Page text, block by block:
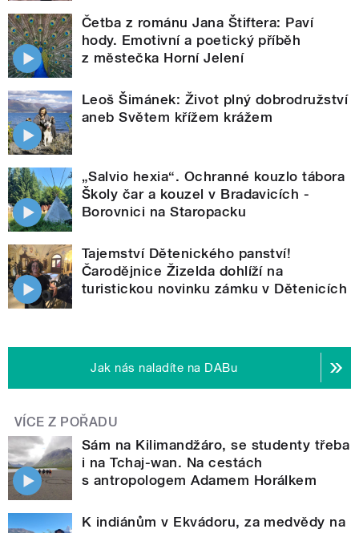
Četba z románu Jana Štiftera: Paví
hody. Emotivní a poetický příběh
z městečka Horní Jelení
Leoš Šimánek: Život plný dobrodružství
aneb Světem křížem krážem
„Salvio hexia“. Ochranné kouzlo tábora
Školy čar a kouzel v Bradavicích -
Borovnici na Staropacku
Tajemství Dětenického panství!
Čarodějnice Žizelda dohlíží na
turistickou novinku zámku v Dětenicích
Jak nás naladíte na DABu
VÍCE Z POŘADU
Sám na Kilimandžáro, se studenty třeba
i na Tchaj-wan. Na cestách
s antropologem Adamem Horálkem
K indiánům v Ekvádoru, za medvědy na